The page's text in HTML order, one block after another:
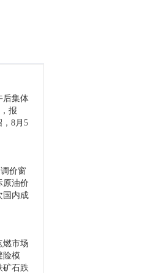
后集体
报
8月5
价窗
原油价
国内成
燃市场
险模
矿石跌